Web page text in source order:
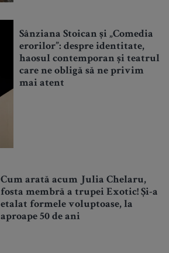
Sânziana Stoican și „Comedia
erorilor”: despre identitate,
haosul contemporan și teatrul
care ne obligă să ne privim
mai atent
Cum arată acum Julia Chelaru,
fosta membră a trupei Exotic! Și-a
etalat formele voluptoase, la
aproape 50 de ani